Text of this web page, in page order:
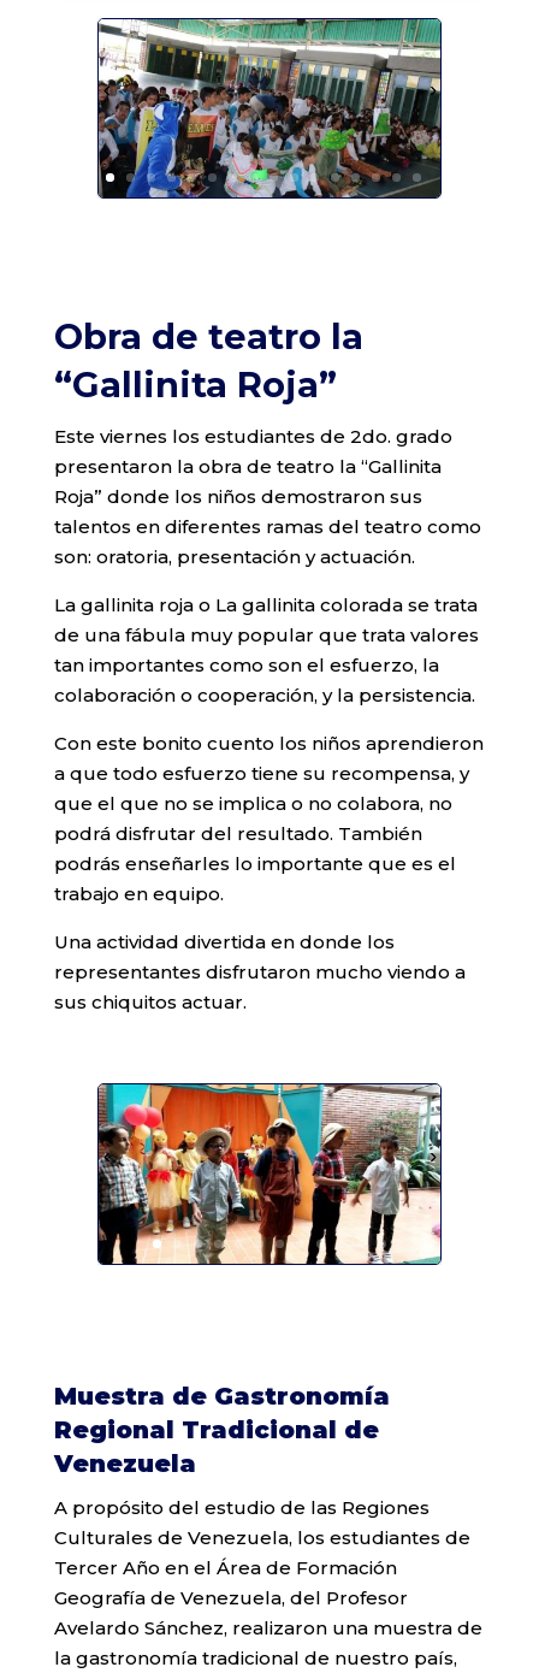
Obra de teatro la
“Gallinita Roja”
Este viernes los estudiantes de 2do. grado
presentaron la obra de teatro la “Gallinita
Roja” donde los niños demostraron sus
talentos en diferentes ramas del teatro como
son: oratoria, presentación y actuación.
La gallinita roja o La gallinita colorada se trata
de una fábula muy popular que trata valores
tan importantes como son el esfuerzo, la
colaboración o cooperación, y la persistencia.
Con este bonito cuento los niños aprendieron
a que todo esfuerzo tiene su recompensa, y
que el que no se implica o no colabora, no
podrá disfrutar del resultado. También
podrás enseñarles lo importante que es el
trabajo en equipo.
Una actividad divertida en donde los
representantes disfrutaron mucho viendo a
sus chiquitos actuar.
Muestra de Gastronomía
Regional Tradicional de
Venezuela
A propósito del estudio de las Regiones
Culturales de Venezuela, los estudiantes de
Tercer Año en el Área de Formación
Geografía de Venezuela, del Profesor
Avelardo Sánchez, realizaron una muestra de
la gastronomía tradicional de nuestro país,